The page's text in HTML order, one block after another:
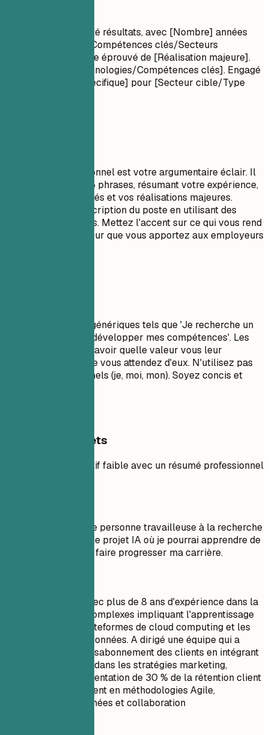
[Nom du rôle] orienté résultats, avec [Nombre] années
d'expérience dans [Compétences clés/Secteurs
d'activité]. Historique éprouvé de [Réalisation majeure].
Compétent en [Technologies/Compétences clés]. Engagé
à fournir [Valeur spécifique] pour [Secteur cible/Type
Un résumé professionnel est votre argumentaire éclair. Il
doit comporter 3 à 5 phrases, résumant votre expérience,
vos compétences clés et vos réalisations majeures.
Adaptez-le à la description du poste en utilisant des
mots-clés pertinents. Mettez l'accent sur ce qui vous rend
unique et sur la valeur que vous apportez aux employeurs
Évitez les objectifs génériques tels que 'Je recherche un
rôle stimulant pour développer mes compétences'. Les
recruteurs veulent savoir quelle valeur vous leur
apportez, pas ce que vous attendez d'eux. N'utilisez pas
de pronoms personnels (je, moi, mon). Soyez concis et
Exemples concrets
Comparez un objectif faible avec un résumé professionnel
Objectif : Je suis une personne travailleuse à la recherche
d'un poste de Chef de projet IA où je pourrai apprendre de
nouvelles choses et faire progresser ma carrière.
Chef de projet IA avec plus de 8 ans d'expérience dans la
gestion de projets complexes impliquant l'apprentissage
automatique, les plateformes de cloud computing et les
outils d'analyse de données. A dirigé une équipe qui a
réduit les taux de désabonnement des clients en intégrant
l'analyse prédictive dans les stratégies marketing,
atteignant une augmentation de 30 % de la rétention client
en six mois. Compétent en méthodologies Agile,
visualisation de données et collaboration